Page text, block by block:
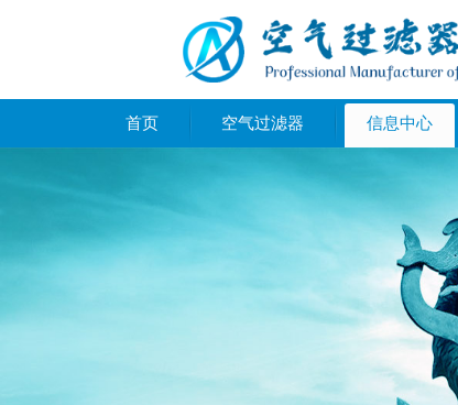
首页 空气过滤器 信息中心